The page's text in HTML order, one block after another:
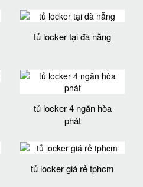
tủ locker tại đà nẵng
tủ locker 4 ngăn hòa
phát
tủ locker giá rẻ tphcm